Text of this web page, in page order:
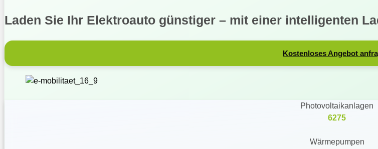
Laden Sie Ihr Elektroauto günstiger – mit einer intelligenten
Kostenloses Angebot
Photovoltaikanlagen
6275
Wärmepumpen